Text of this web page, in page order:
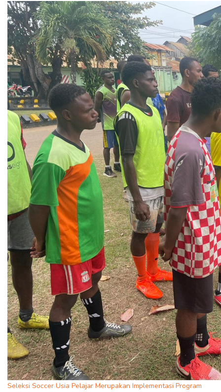
Seleksi Soccer Usia Pelajar Merupakan Implementasi Program